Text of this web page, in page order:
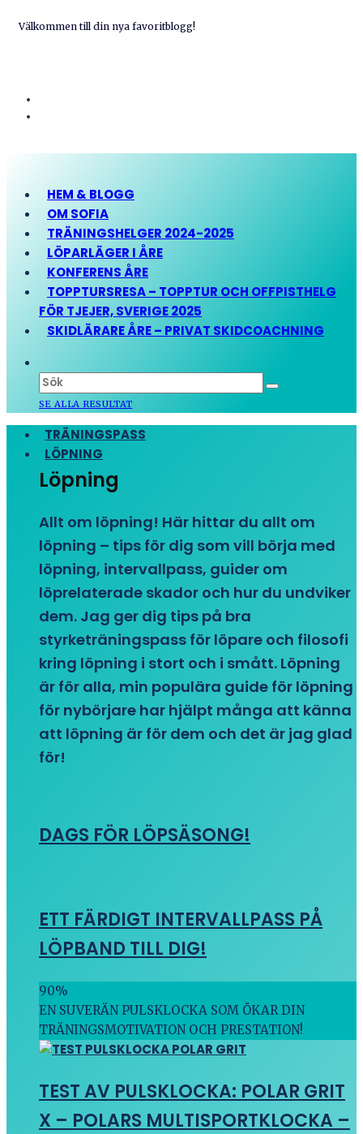
Välkommen till din nya favoritblogg!
HEM & BLOGG
OM SOFIA
TRÄNINGSHELGER 2024-2025
LÖPARLÄGER I ÅRE
KONFERENS ÅRE
TOPPTURSRESA – TOPPTUR OCH OFFPISTHELG
FÖR TJEJER, SVERIGE 2025
SKIDLÄRARE ÅRE – PRIVAT SKIDCOACHNING
SE ALLA RESULTAT
TRÄNINGSPASS
LÖPNING
Löpning
Allt om löpning! Här hittar du allt om
löpning – tips för dig som vill börja med
löpning, intervallpass, guider om
löprelaterade skador och hur du undviker
dem. Jag ger dig tips på bra
styrketräningspass för löpare och filosofi
kring löpning i stort och i smått. Löpning
är för alla, min populära guide för löpning
för nybörjare har hjälpt många att känna
att löpning är för dem och det är jag glad
för!
DAGS FÖR LÖPSÄSONG!
ETT FÄRDIGT INTERVALLPASS PÅ
LÖPBAND TILL DIG!
90%
EN SUVERÄN PULSKLOCKA SOM ÖKAR DIN
TRÄNINGSMOTIVATION OCH PRESTATION!
TEST AV PULSKLOCKA: POLAR GRIT
X – POLARS MULTISPORTKLOCKA –